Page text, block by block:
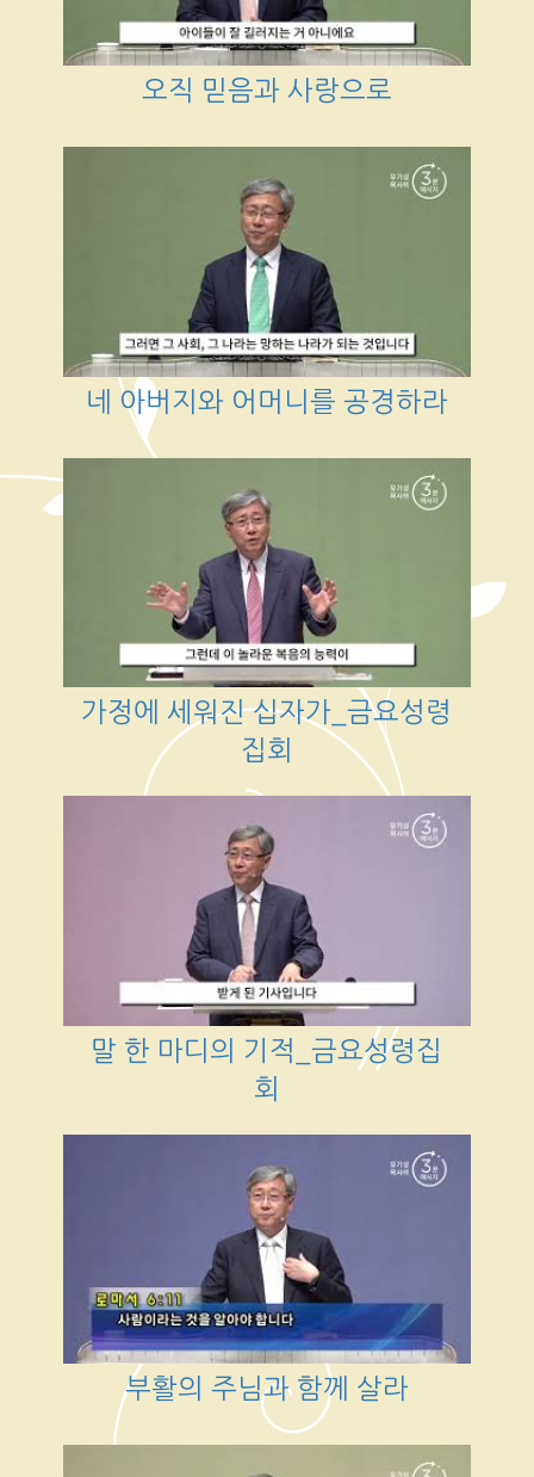
오직 믿음과 사랑으로
네 아버지와 어머니를 공경하라
가정에 세워진 십자가_금요성령
집회
말 한 마디의 기적_금요성령집
회
부활의 주님과 함께 살라